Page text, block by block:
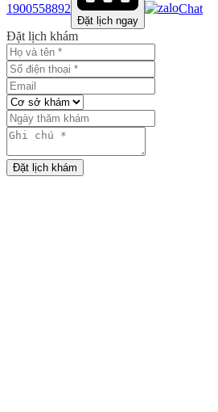
1900558892
Đặt lịch ngay
Chat
Đặt lịch khám
Đặt lịch khám